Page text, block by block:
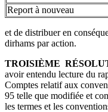
Report à nouveau
et de distribuer en
dirhams par action.
TROISIÈME
avoir entendu lecture du
Comptes relatif aux
95 telle que modifiée et
les termes et les